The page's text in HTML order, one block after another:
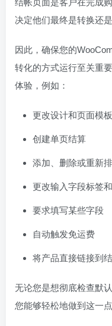
结帐页面是客户在完成
决定他们最终是转换还
因此，确保您的
转化的方式运行至关重
体验，例如：
更改设计和页面模板
创建单页结算
添加、删除或重新
更改输入字段标签
要求填写某些字段
自动触发免运费
将产品直接链接到
无论您是想彻底检查默
您能够轻松地做到这一